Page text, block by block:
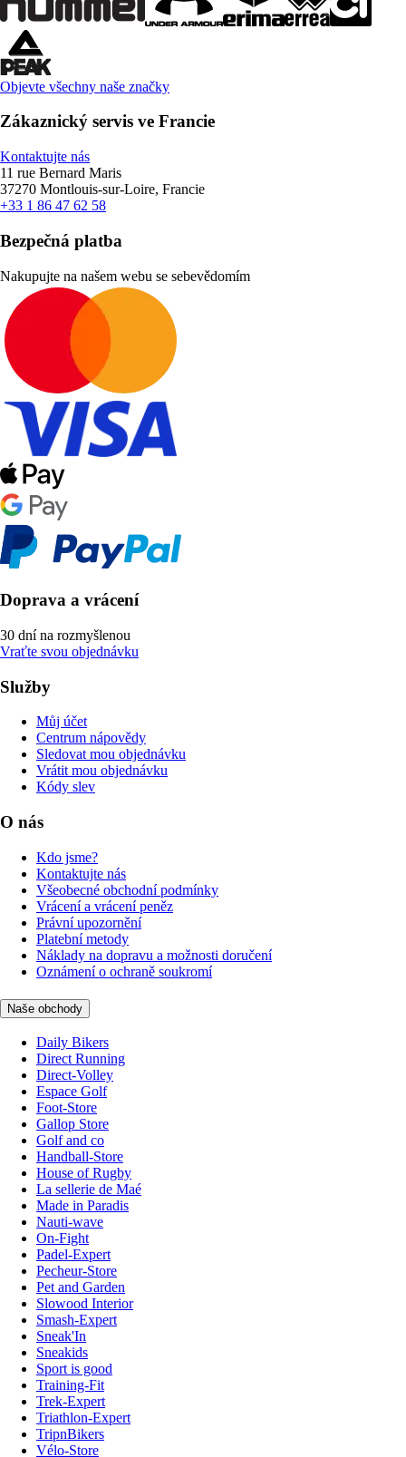
Objevte všechny naše značky
Zákaznický servis ve Francie
Kontaktujte nás
11 rue Bernard Maris
37270 Montlouis-sur-Loire, Francie
+33 1 86 47 62 58
Bezpečná platba
Nakupujte na našem webu se sebevědomím
Doprava a vrácení
30 dní na rozmyšlenou
Vraťte svou objednávku
Služby
Můj účet
Centrum nápovědy
Sledovat mou objednávku
Vrátit mou objednávku
Kódy slev
O nás
Kdo jsme?
Kontaktujte nás
Všeobecné obchodní podmínky
Vrácení a vrácení peněz
Právní upozornění
Platební metody
Náklady na dopravu a možnosti doručení
Oznámení o ochraně soukromí
Naše obchody
Daily Bikers
Direct Running
Direct-Volley
Espace Golf
Foot-Store
Gallop Store
Golf and co
Handball-Store
House of Rugby
La sellerie de Maé
Made in Paradis
Nauti-wave
On-Fight
Padel-Expert
Pecheur-Store
Pet and Garden
Slowood Interior
Smash-Expert
Sneak'In
Sneakids
Sport is good
Training-Fit
Trek-Expert
Triathlon-Expert
TripnBikers
Vélo-Store